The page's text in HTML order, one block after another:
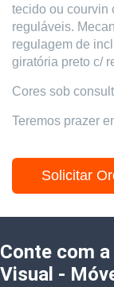
tecido ou courvin
reguláveis.
regulagem de
giratória preto c/
Cores sob
Teremos prazer
Solicitar
Conte com
Visual -